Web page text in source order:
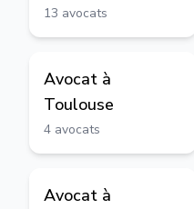
13 avocats
Avocat à
Toulouse
4 avocats
Avocat à